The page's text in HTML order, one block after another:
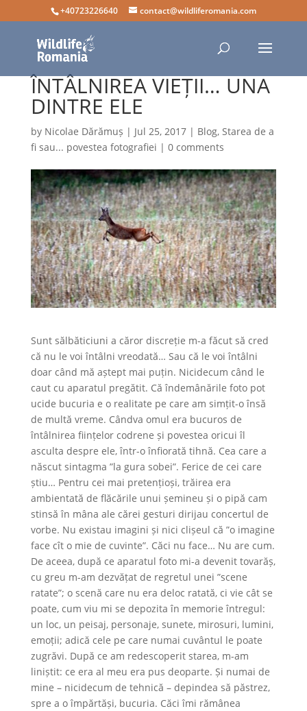
+40723226640 contact@wildliferomania.com
ÎNTÂLNIREA VIEȚII… UNA
DINTRE ELE
by Nicolae Dărămuș | Jul 25, 2017| Blog, Starea de a
fi sau... povestea fotografiei | 0 comments
Sunt sălbăticiuni a căror discreție m-a făcut să cred
că nu le voi întâlni vreodată… Sau că le voi întâlni
doar când mă aștept mai puțin. Nicidecum când le
caut cu aparatul pregătit. Că îndemânările foto pot
ucide bucuria e o realitate pe care am simțit-o însă
de multă vreme. Cândva omul era bucuros de
întâlnirea ființelor codrene și povestea oricui îl
asculta despre ele, într-o înfiorată tihnă. Cea care a
născut sintagma ”la gura sobei”. Ferice de cei care
știu… Pentru cei mai pretențioși, trăirea era
ambientată de flăcările unui șemineu și o pipă cam
stinsă în mâna ale cărei gesturi dirijau concertul de
vorbe. Nu existau imagini și nici clișeul că ”o imagine
face cît o mie de cuvinte”. Căci nu face… Nu are cum.
De aceea, după ce aparatul foto mi-a devenit tovarăș,
cu greu m-am dezvățat de regretul unei ”scene
ratate”; o scenă care nu era deloc ratată, ci vie cât se
poate, cum viu mi se depozita în memorie întregul:
un loc, un peisaj, personaje, sunete, mirosuri, lumini,
emoții; adică cele pe care numai cuvântul le poate
zugrăvi. După ce am redescoperit starea, m-am
liniștit: ce era al meu era pus deoparte. Și numai de
mine – nicidecum de tehnică – depindea să păstrez,
spre a o împărtăși, bucuria. Căci îmi rămânea